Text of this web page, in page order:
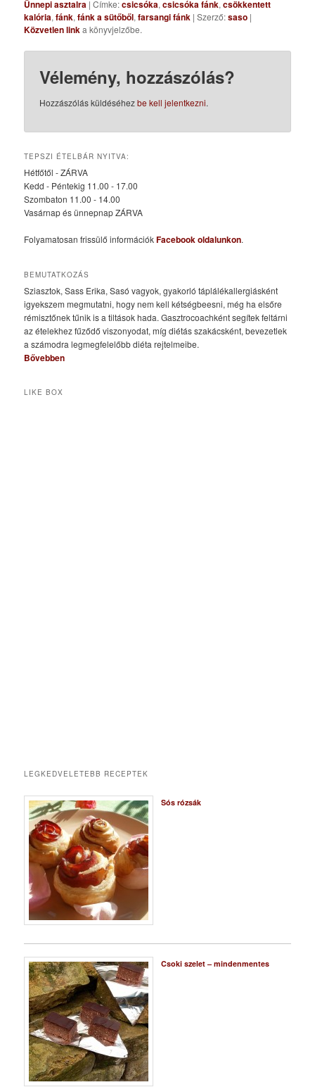
Ünnepi asztalra | Címke:csicsóka,csicsóka fánk,csökkentett
kalória,fánk,fánk a sütőből,farsangi fánk | Szerző:saso |
Közvetlen linka könyvjelzőbe.
Vélemény, hozzászólás?
Hozzászólás küldéséhezbe kell jelentkezni.
TEPSZI ÉTELBÁR NYITVA:
Hétfőtől - ZÁRVA
Kedd - Péntekig 11.00 - 17.00
Szombaton 11.00 - 14.00
Vasárnap és ünnepnap ZÁRVA
Folyamatosan frissülő információkFacebook oldalunkon.
BEMUTATKOZÁS
Sziasztok, Sass Erika, Sasó vagyok, gyakorló táplálékallergiásként
igyekszem megmutatni, hogy nem kell kétségbeesni, még ha elsőre
rémisztőnek tűnik is a tiltások hada. Gasztrocoachként segítek feltárni
az ételekhez fűződő viszonyodat, míg diétás szakácsként, bevezetlek
a számodra legmegfelelőbb diéta rejtelmeibe.
Bővebben
LIKE BOX
LEGKEDVELETEBB RECEPTEK
Sós rózsák
Csoki szelet – mindenmentes